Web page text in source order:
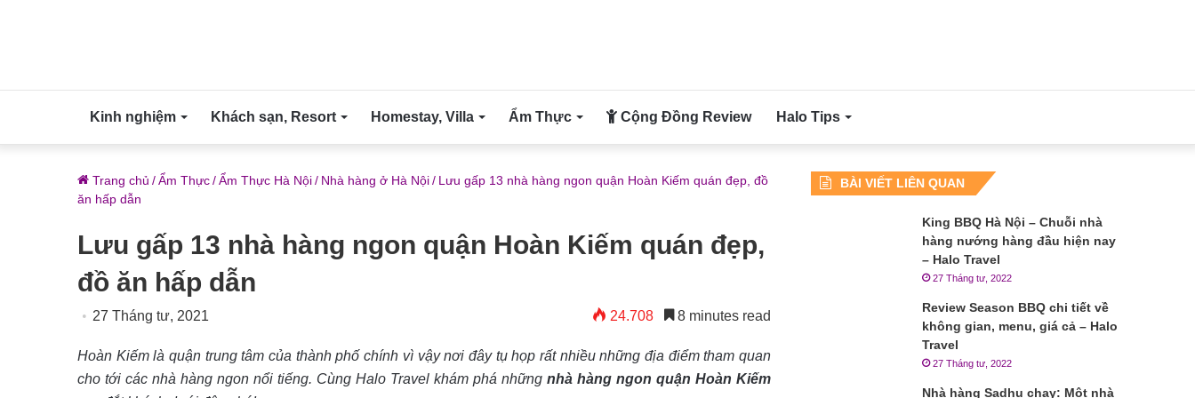
Kinh nghiệm Khách sạn, Resort Homestay, Villa Ẩm Thực Cộng Đồng Review Halo Tips
Trang chủ /Ẩm Thực/Ẩm Thực Hà Nội/ Nhà hàng ở Hà Nội/ Lưu gấp 13 nhà hàng ngon quận Hoàn Kiếm quán đẹp, đồ
ăn hấp dẫn
Lưu gấp 13 nhà hàng ngon quận Hoàn Kiếm quán đẹp,
đồ ăn hấp dẫn
27 Tháng tư, 2021 24.708 8 minutes read
Hoàn Kiếm là quận trung tâm của thành phố chính vì vậy nơi đây tụ họp rất nhiều những địa điểm tham quan
cho tới các nhà hàng ngon nổi tiếng. Cùng Halo Travel khám phá những nhà hàng ngon quận Hoàn Kiếm
BÀI VIẾT LIÊN QUAN
King BBQ Hà Nội – Chuỗi nhà
hàng nướng hàng đầu hiện nay
– Halo Travel
27 Tháng tư, 2022
Review Season BBQ chi tiết về
không gian, menu, giá cả – Halo
Travel
27 Tháng tư, 2022
Nhà hàng Sadhu chay: Một nhà